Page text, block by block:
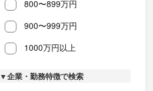
800〜899万円
900〜999万円
1000万円以上
▼企業・勤務特徴で検索